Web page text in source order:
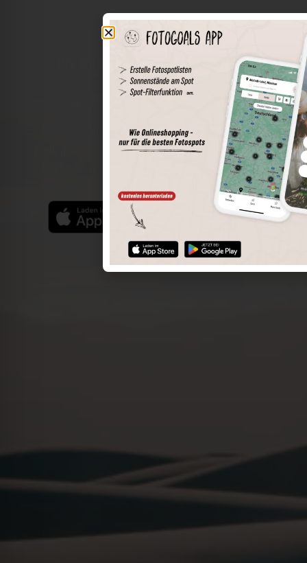
Die Welt der Orte in deiner Tasche
Spots speichern
Sonnenstände am Spot
Spotdetails
Filterfunktion
Finde die besten Fotospots noch einfacher mit unserer
App für iOS und Android und genieße einen größeren